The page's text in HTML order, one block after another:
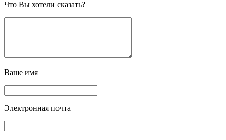
Что Вы хотели сказать?
Ваше имя
Электронная почта